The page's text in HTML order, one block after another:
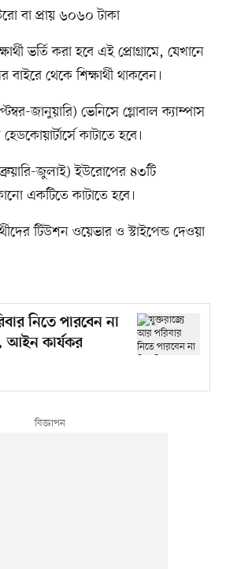
বা প্রায় ৬০৬০ টাকা
ভর্তি করা হবে এই প্রোগ্রামে, যেখানে
থেকে শিক্ষার্থী থাকবেন।
জানুয়ারি) ভেনিসে গ্লোবাল ক্যাম্পাস
কাটাতে হবে।
জুলাই) ইউরোপের ৪৩টি
একটিতে কাটাতে হবে।
টিউশন ওয়েভার ও স্টাইপেন্ড দেওয়া
নিতে পারবেন না
আইন কার্যকর